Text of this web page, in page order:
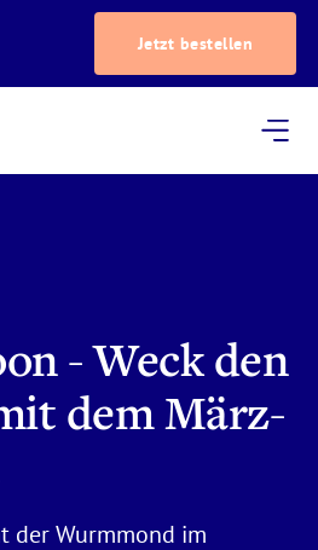
Jetzt bestellen
- Weck den
dem März-
der Wurmmond im